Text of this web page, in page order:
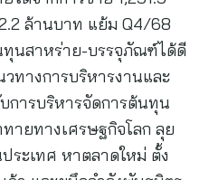
ล้านบาท แย้ม Q4/68
นสาหร่าย-บรรจุภัณฑ์ได้ดี
ทางการบริหารงานและ
การบริหารจัดการต้นทุน
ายทางเศรษฐกิจโลก ลุย
ระเทศ หาตลาดใหม่ ตั้ง